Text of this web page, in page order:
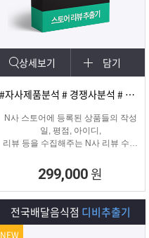
상세보기 담기
#자사제품분석 # 경쟁사분석 # 마케팅 및 광고
N사 스토어에 등록된 상품들의 작성
일, 평점, 아이디,
리뷰 등을 수집해주는 N사 리뷰 수집
299,000 원
전국배달음식점 디비추출기
NEW